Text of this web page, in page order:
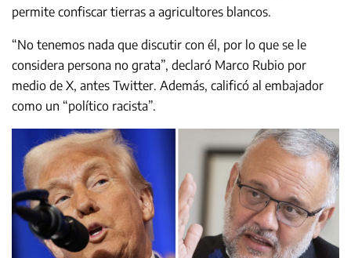
permite confiscar tierras a agricultores blancos.
“No tenemos nada que discutir con él, por lo que se le
considera persona no grata”, declaró Marco Rubio por
medio de X, antes Twitter. Además, calificó al embajador
como un “político racista”.